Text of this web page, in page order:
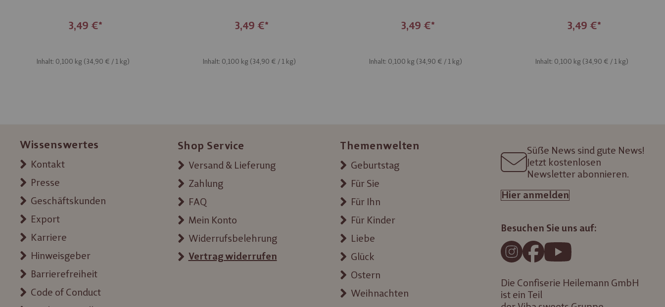
3,49 €
Inhalt: 0,100 kg (34,90 € / 1 kg)
3,49 €
Inhalt: 0,100 kg (34,90 € / 1 kg)
3,49 €
Inhalt: 0,100 kg (34,90 € / 1 kg)
3,49 €
Inhalt: 0,100 kg (34,90 € / 1 kg)
Wissenswertes
Kontakt
Presse
Geschäftskunden
Export
Karriere
Hinweisgeber
Barrierefreiheit
Code of Conduct
Shop Service
Versand & Lieferung
Zahlung
FAQ
Mein Konto
Widerrufsbelehrung
Vertrag widerrufen
Themenwelten
Geburtstag
Für Sie
Für Ihn
Für Kinder
Liebe
Glück
Ostern
Weihnachten
Süße News sind gute News!
Jetzt kostenlosen
Newsletter abonnieren.
Hier anmelden
Besuchen Sie uns auf:
Die Confiserie Heilemann GmbH
ist ein Teil